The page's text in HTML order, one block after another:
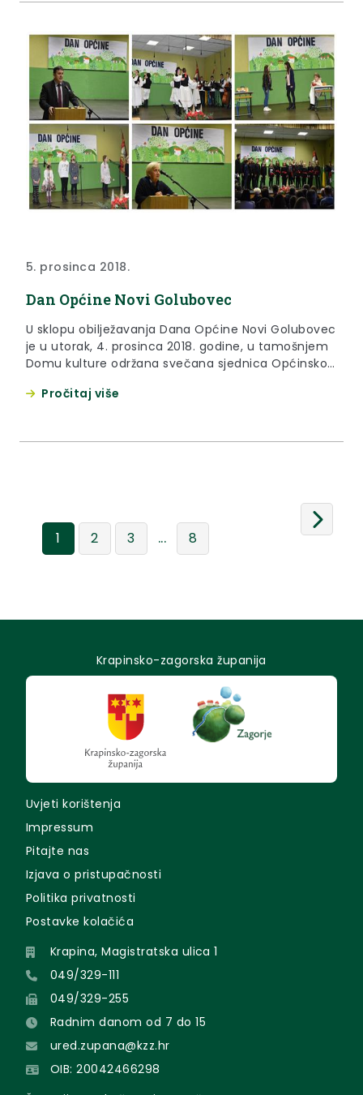
5. prosinca 2018.
Dan Općine Novi Golubovec
U sklopu obilježavanja Dana Općine Novi Golubovec
je u utorak, 4. prosinca 2018. godine, u tamošnjem
Domu kulture održana svečana sjednica Općinskog
Pročitaj više
1 2 3 ... 8
Krapinsko-zagorska županija
Uvjeti korištenja
Impressum
Pitajte nas
Izjava o pristupačnosti
Politika privatnosti
Postavke kolačića
Krapina, Magistratska ulica 1
049/329-111
049/329-255
Radnim danom od 7 do 15
ured.zupana@kzz.hr
OIB: 20042466298